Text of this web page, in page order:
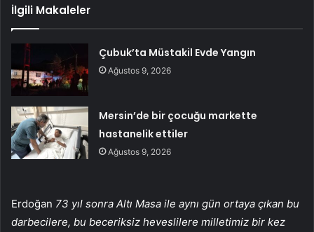
İlgili Makaleler
Çubuk’ta Müstakil Evde Yangın
Ağustos 9, 2026
Mersin’de bir çocuğu markette
hastanelik ettiler
Ağustos 9, 2026
Erdoğan 73 yıl sonra Altı Masa ile aynı gün ortaya çıkan bu
darbecilere, bu beceriksiz heveslilere milletimiz bir kez